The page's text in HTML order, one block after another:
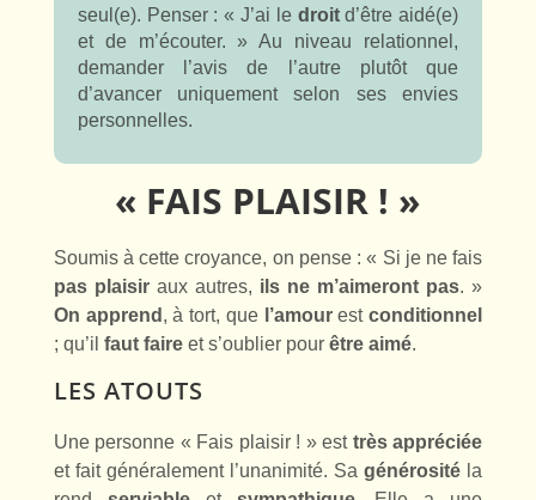
seul(e). Penser : « J’ai le droitd’être aidé(e)
et de m’écouter. » Au niveau relationnel,
demander l’avis de l’autre plutôt que
d’avancer uniquement selon ses envies
personnelles.
« FAIS PLAISIR ! »
Soumis à cette croyance, on pense : « Si je ne fais
pas plaisiraux autres, ils ne m’aimeront pas. »
On apprend , à tort, que l’amourestconditionnel
; qu’il faut faire et s’oublier pour être aimé.
LES ATOUTS
Une personne « Fais plaisir ! » est très appréciée
et fait généralement l’unanimité. Sagénérosité la